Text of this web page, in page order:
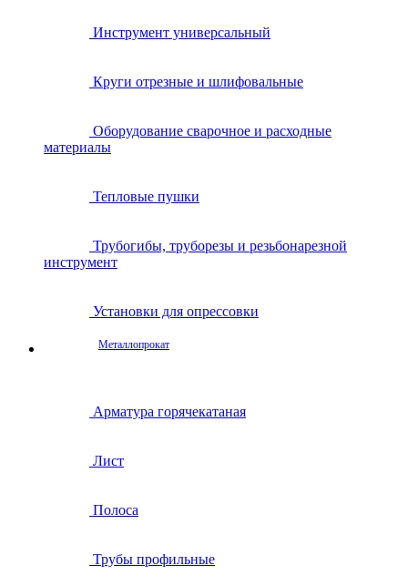
Инструмент универсальный
Круги отрезные и шлифовальные
Оборудование сварочное и расходные
материалы
Тепловые пушки
Трубогибы, труборезы и резьбонарезной
инструмент
Установки для опрессовки
Металлопрокат
Арматура горячекатаная
Лист
Полоса
Трубы профильные